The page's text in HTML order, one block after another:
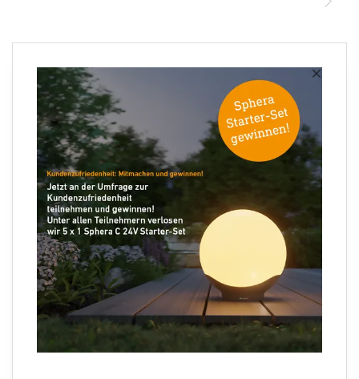
×
Ihre E-Mail Adresse
Folgen Sie uns
Sprachauswahl